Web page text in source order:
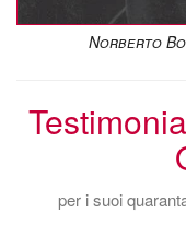
Norberto
per i suoi